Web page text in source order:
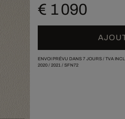
€ 1 090
ENVOI PRÉVU DANS 7 JOURS / TVA
2020/ 2021/ SFN72